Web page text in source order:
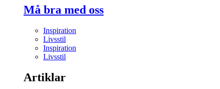
Må bra med oss
Inspiration
Livsstil
Inspiration
Livsstil
Artiklar